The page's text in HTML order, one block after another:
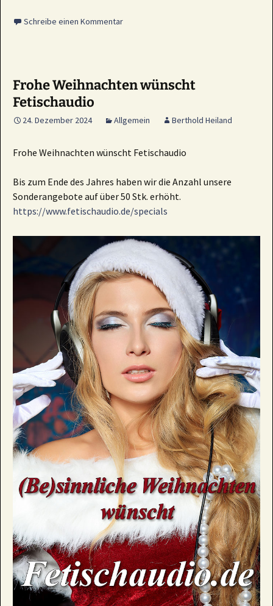
Schreibe einen Kommentar
Frohe Weihnachten wünscht
Fetischaudio
24. Dezember 2024 Allgemein Berthold Heiland
Frohe Weihnachten wünscht Fetischaudio
Bis zum Ende des Jahres haben wir die Anzahl unsere
Sonderangebote auf über 50 Stk. erhöht.
https://www.fetischaudio.de/specials